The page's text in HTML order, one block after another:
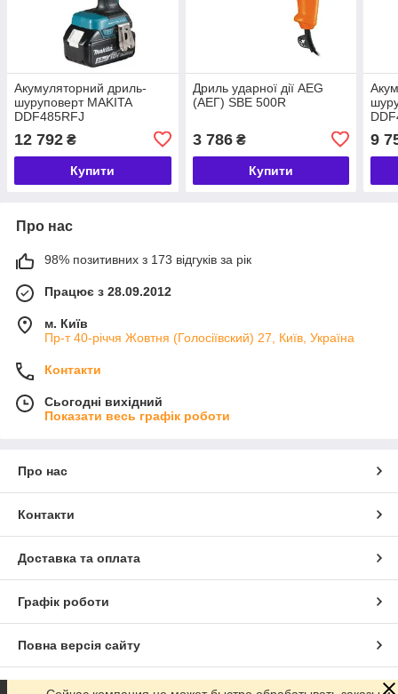
Акумуляторний дриль-
шуруповерт MAKITA
DDF485RFJ
12 792 ₴
Купити
Дриль ударної дії AEG
(АЕГ) SBE 500R
3 786₴
Купити
9
Про нас
98% позитивних з 173 відгуків за рік
Працює з 28.09.2012
м. Київ
Пр-т 40-річчя Жовтня (Голосіївский) 27, Київ, Україна
Контакти
Сьогодні вихідний
Показати весь графік роботи
Про нас
Контакти
Доставка та оплата
Графік роботи
Повна версія сайту
Сайт створено на маркетплейсі Prom.ua